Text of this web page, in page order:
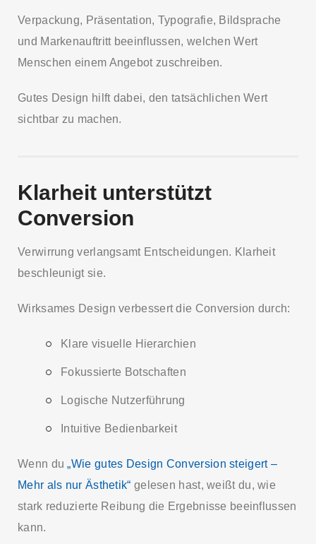
Verpackung, Präsentation, Typografie, Bildsprache
und Markenauftritt beeinflussen, welchen Wert
Menschen einem Angebot zuschreiben.
Gutes Design hilft dabei, den tatsächlichen Wert
sichtbar zu machen.
Klarheit unterstützt
Conversion
Verwirrung verlangsamt Entscheidungen. Klarheit
beschleunigt sie.
Wirksames Design verbessert die Conversion durch:
Klare visuelle Hierarchien
Fokussierte Botschaften
Logische Nutzerführung
Intuitive Bedienbarkeit
Wenn du„Wie gutes Design Conversion steigert –
Mehr als nur Ästhetik“ gelesen hast, weißt du, wie
stark reduzierte Reibung die Ergebnisse beeinflussen
kann.